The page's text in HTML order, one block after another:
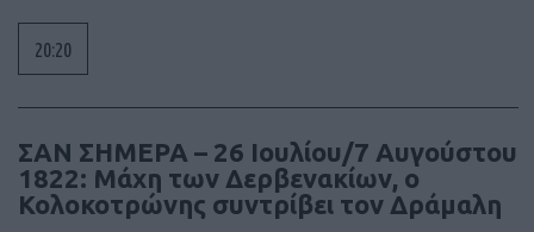
20:20
ΣΑΝ ΣΗΜΕΡΑ – 26 Ιουλίου/7 Αυγούστου
1822: Μάχη των Δερβενακίων, ο
Κολοκοτρώνης συντρίβει τον Δράμαλη